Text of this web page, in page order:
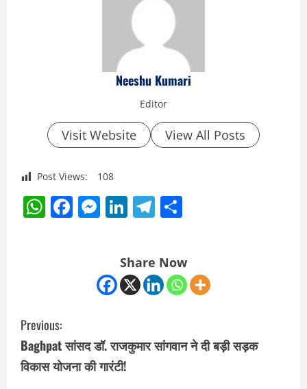
Neeshu Kumari
Editor
Visit Website View All Posts
Post Views: 108
WhatsApp
Facebook
Messenger
LinkedIn
Telegram
Share Now
C
o
n
Previous:
Baghpat सांसद डॉ. राजकुमार सांगवान ने दी बड़ी सड़क
विकास योजना की गारंटी!